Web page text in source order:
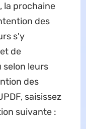
la prochaine
des
s'y
de
leurs
des
saisissez
suivante :